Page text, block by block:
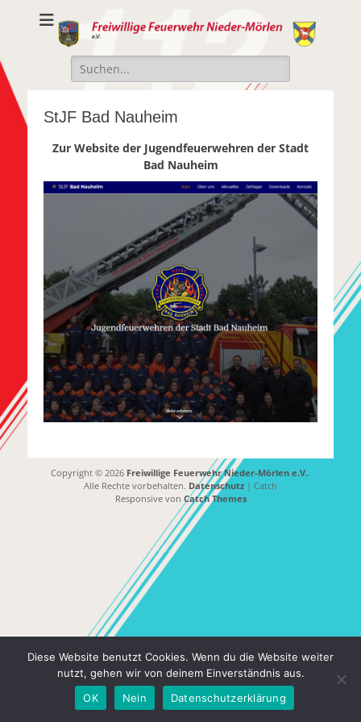
Freiwillige
Feuerwehr Nieder-
Mörlen e.V.
Freiwillige Feuerwehr Nieder-Mörlen e.v.
Suche
nach:
StJF Bad Nauheim
Zur Website der Jugendfeuerwehren der Stadt
Bad Nauheim
Copyright © 2026 Freiwillige Feuerwehr Nieder-Mörlen e.V..
Alle Rechte vorbehalten. Datenschutz | Catch
Responsive von Catch Themes
Diese Website benutzt Cookies. Wenn du die Website weiter
nutzt, gehen wir von deinem Einverständnis aus.
OK
Nein Datenschutzerklärung